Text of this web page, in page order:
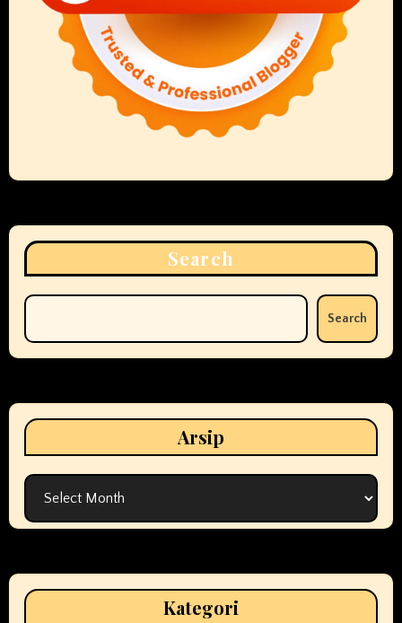
Search
Search
Arsip
Arsip
Kategori